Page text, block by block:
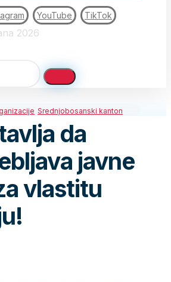
YouTube TikTok
2026
Srednjobosanski kanton
da
javne
vlastitu